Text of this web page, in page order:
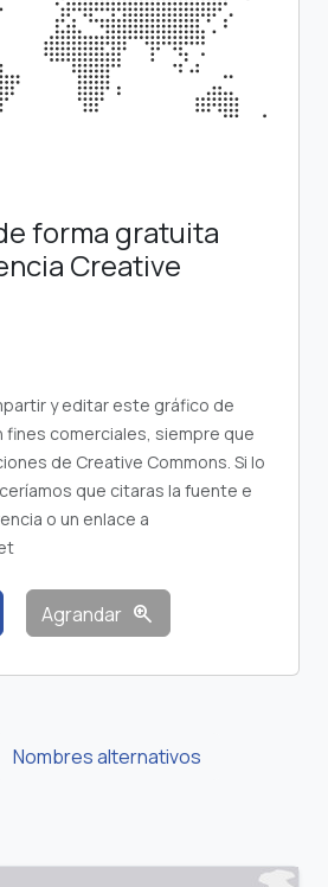
forma gratuita
Creative
y editar este gráfico de
fines comerciales, siempre que
de Creative Commons. Si lo
que citaras la fuente e
o un enlace a
Agrandar zoom_in
Nombres alternativos